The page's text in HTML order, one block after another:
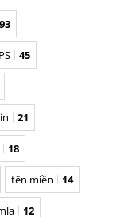
93
45
21
18
tên miền 14
12